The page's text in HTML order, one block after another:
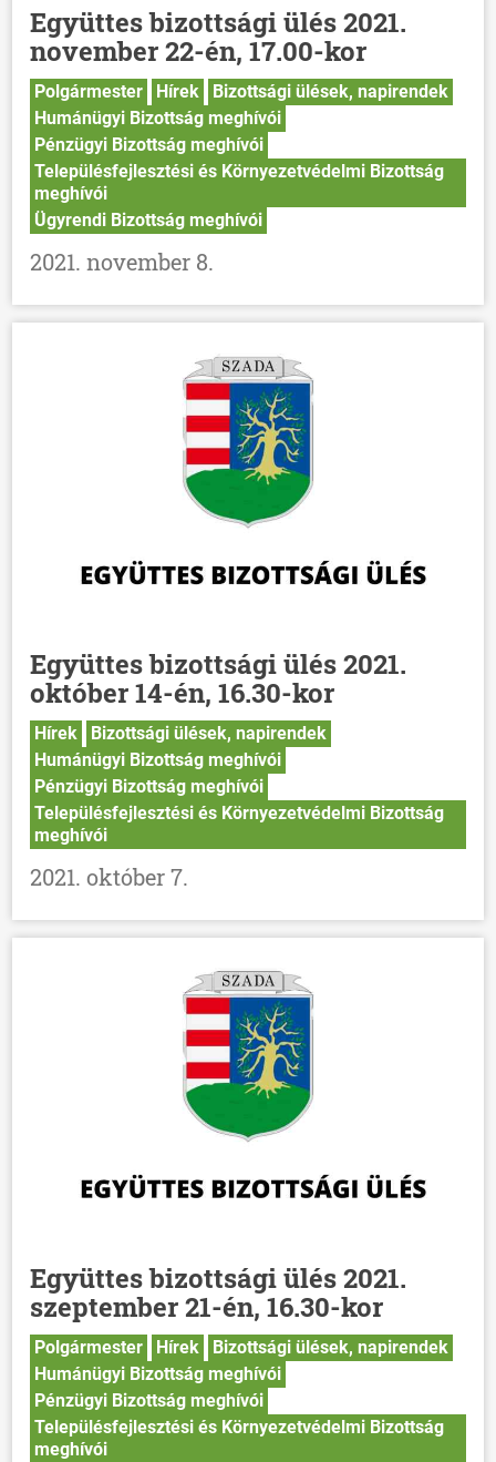
Együttes bizottsági ülés 2021.
november 22-én, 17.00-kor
Polgármester Hírek
Bizottsági ülések, napirendek
Humánügyi Bizottság meghívói
Pénzügyi Bizottság meghívói
Településfejlesztési és Környezetvédelmi Bizottság
meghívói
Ügyrendi Bizottság meghívói
2021. november 8.
Együttes bizottsági ülés 2021.
október 14-én, 16.30-kor
Hírek
Bizottsági ülések, napirendek
Humánügyi Bizottság meghívói
Pénzügyi Bizottság meghívói
Településfejlesztési és Környezetvédelmi Bizottság
meghívói
2021. október 7.
Együttes bizottsági ülés 2021.
szeptember 21-én, 16.30-kor
Polgármester Hírek
Bizottsági ülések, napirendek
Humánügyi Bizottság meghívói
Pénzügyi Bizottság meghívói
Településfejlesztési és Környezetvédelmi Bizottság
meghívói